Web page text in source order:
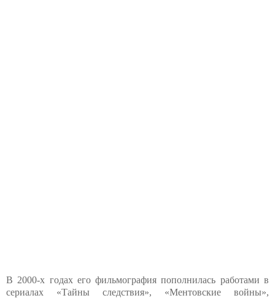
В 2000-х годах его фильмография пополнилась работами в
сериалах «Тайны следствия», «Ментовские войны»,